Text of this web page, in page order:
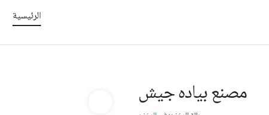
الرئيسية
مصنع بياده جيش